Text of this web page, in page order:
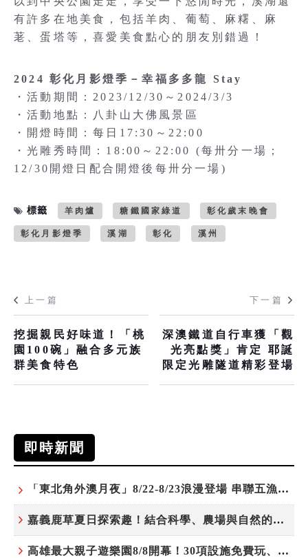
有許多在地美食，包括羊肉、葡萄、麻糬、麻
荖、蛋塔等，喜愛美食點心的朋友別錯過！
2024 彰化月影燈季－幸福多多龍 Stay
・活動期間：2023/12/30～2024/3/3
・活動地點：八卦山大佛風景區
・開燈時間：每日17:30～22:00
・光雕秀時間：18:00～22:00 (每卅分一場；
12/30開燈日配合開燈後每卅分一場)
標籤 羊肉爐 糖鐵國家綠道 彰化歲末晚會
彰化月影燈季 溪湖 彰化 溪州
上一篇
挖掘親民好味道！「桃
園100碗」融合多元族
群美食特色
下一篇
深澳鐵道自行車獲「觀
光亮點獎」肯定 耶誕
限定光雕隧道精彩登場
即時新聞
「東北角外澳月夜」8/22-8/23浪漫登場 串聯五漁村、音樂、市集、火舞與慢旅共度夏夜
嘉義鹿草夏日探索趣！結合科學、農場與自然的親子小旅行
高雄最大親子遊樂園8/8開幕！30項設施免費玩、YOYO家族嗨翻暑假